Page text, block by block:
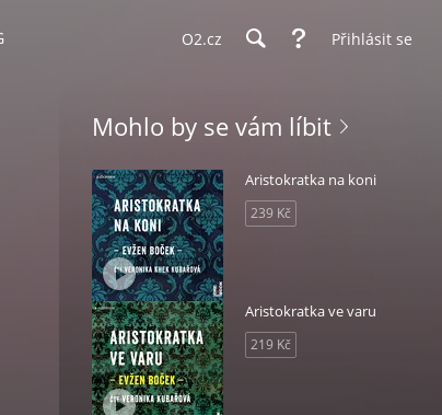
O2.cz Přihlásit se
Mohlo by se vám líbit
Aristokratka na koni
239 Kč
Aristokratka ve varu
219 Kč